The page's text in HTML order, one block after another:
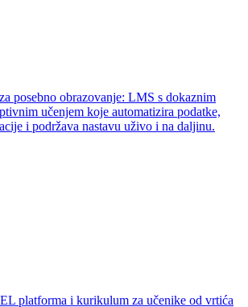
posebno obrazovanje: LMS s dokaznim
učenjem koje automatizira podatke,
i podržava nastavu uživo i na daljinu.
platforma i kurikulum za učenike od vrtića